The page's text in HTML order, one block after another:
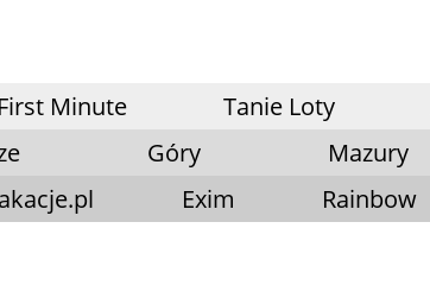
First Minute Tanie Loty
Góry Mazury
Exim Rainbow